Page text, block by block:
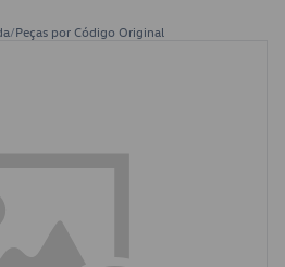
/Peças por Código Original